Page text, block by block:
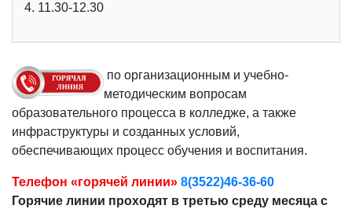
4. 11.30-12.30
по организационным и учебно-
методическим вопросам
образовательного процесса в колледже, а также
инфраструктуры и созданных условий,
обеспечивающих процесс обучения и воспитания.
Телефон «горячей линии» 8(3522)46-36-60
Горячие линии проходят в третью среду месяца с